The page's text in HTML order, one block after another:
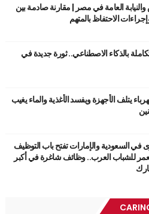
العامة في مصر | مقارنة صادمة بين
الاحتفاظ بالمتهم
بالذكاء الاصطناعي.. ثورة جديدة في
يتلف الأجهزة ويفسد الأغذية والماء يغيب
شركات كبرى في السعودية والإمارات تفتح باب التوظيف
للشباب العرب.. وظائف شاغرة في أكبر